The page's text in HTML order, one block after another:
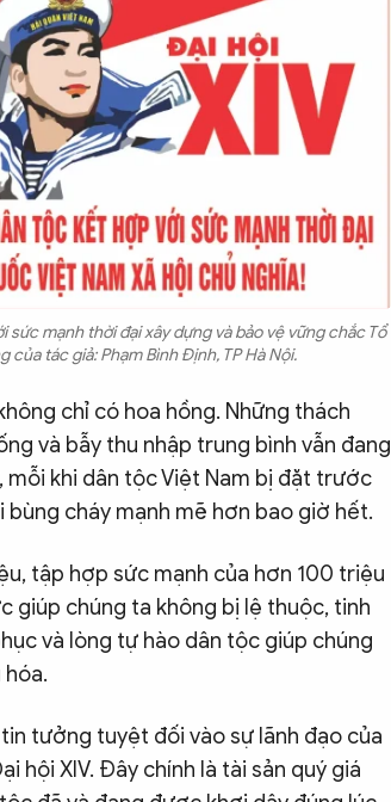
mạnh thời đại xây dựng và bảo vệ vững chắc Tổ
tác giả: Phạm Bình Định, TP Hà Nội.
chỉ có hoa hồng. Những thách
và bẫy thu nhập trung bình vẫn đang
mỗi khi dân tộc Việt Nam bị đặt trước
cháy mạnh mẽ hơn bao giờ hết.
tập hợp sức mạnh của hơn 100 triệu
giúp chúng ta không bị lệ thuộc, tinh
và lòng tự hào dân tộc giúp chúng
tưởng tuyệt đối vào sự lãnh đạo của
hội XIV. Đây chính là tài sản quý giá